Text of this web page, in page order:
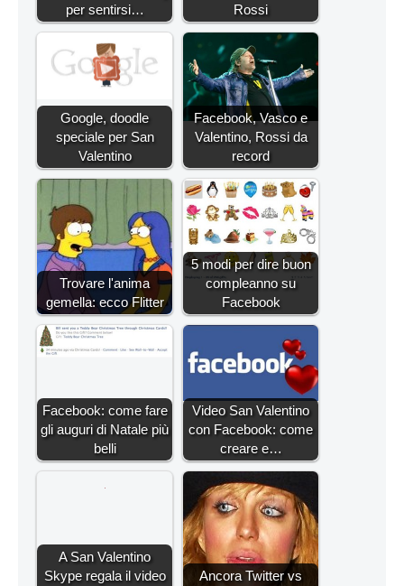
per sentirsi…
Rossi
Google, doodle
speciale per San
Valentino
Facebook, Vasco e
Valentino, Rossi da
record
Trovare l'anima
gemella: ecco Flitter
5 modi per dire buon
compleanno su
Facebook
Facebook: come fare
gli auguri di Natale più
belli
Video San Valentino
con Facebook: come
creare e…
A San Valentino
Skype regala il video
Ancora Twitter vs